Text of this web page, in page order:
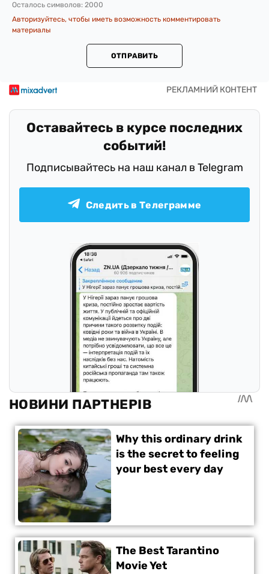
Осталось символов: 2000
Авторизуйтесь, чтобы иметь возможность комментировать
материалы
ОТПРАВИТЬ
Оставайтесь в курсе последних
событий!
Подписывайтесь на наш канал в Telegram
Следить в Телеграмме